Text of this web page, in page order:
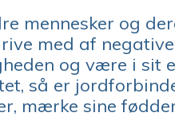
mennesker og
med af
og være i sit
så er
mærke sine